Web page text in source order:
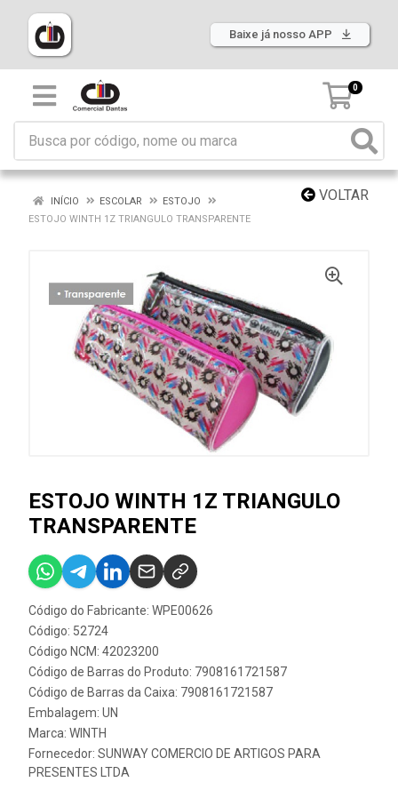
Baixe já nosso APP
0
VOLTAR
INÍCIO ESCOLAR
ESTOJO
ESTOJO WINTH 1Z TRIANGULO TRANSPARENTE
ESTOJO WINTH 1Z TRIANGULO
TRANSPARENTE
Código do Fabricante: WPE00626
Código: 52724
Código NCM: 42023200
Código de Barras do Produto: 7908161721587
Código de Barras da Caixa: 7908161721587
Embalagem: UN
Marca: WINTH
Fornecedor: SUNWAY COMERCIO DE ARTIGOS PARA
PRESENTES LTDA